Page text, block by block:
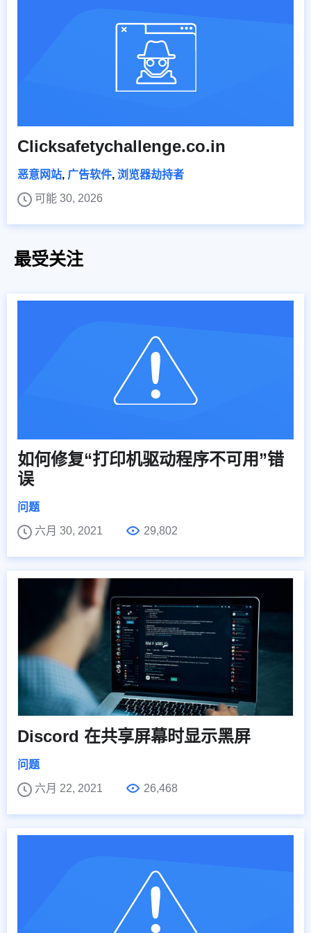
Clicksafetychallenge.co.in
恶意网站, 广告软件, 浏览器劫持者
可能 30, 2026
最受关注
如何修复“打印机驱动程序不可用”错
误
问题
六月 30, 2021
29,802
Discord 在共享屏幕时显示黑屏
问题
六月 22, 2021
26,468